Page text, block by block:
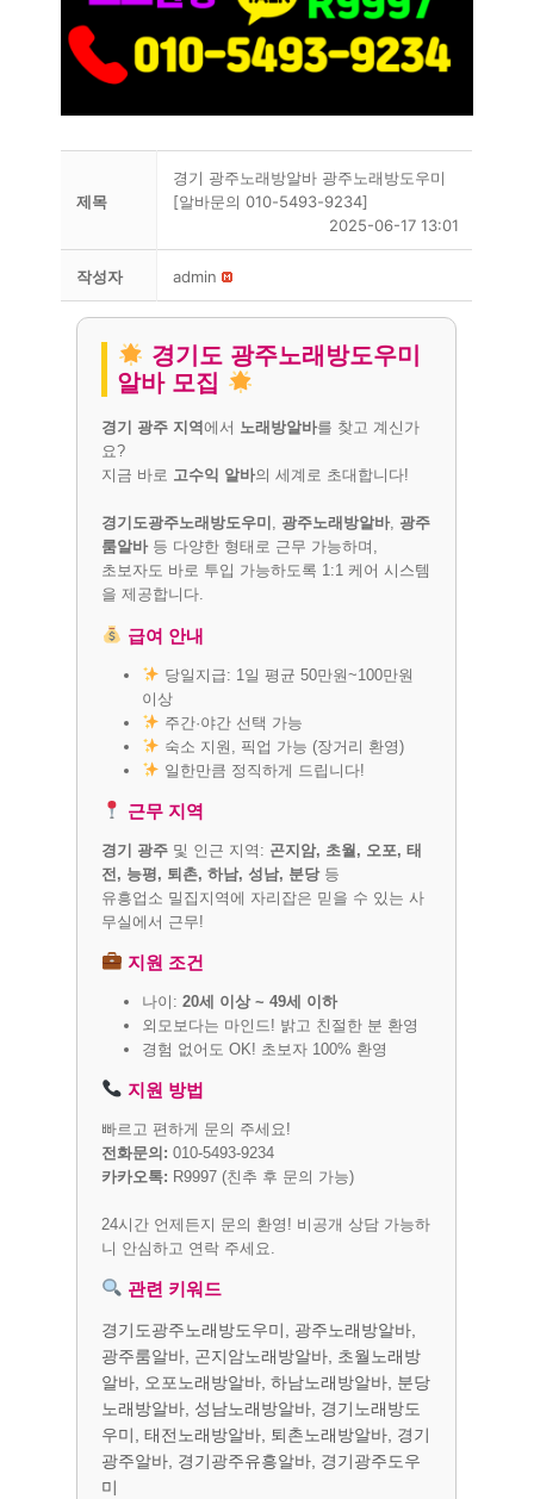
제목
경기 광주노래방알바 광주노래방도우미
[알바문의 010-5493-9234]
2025-06-17 13:01
작성자 admin
경기도 광주노래방도우미
알바 모집
경기 광주 지역에서 노래방알바를 찾고 계신가
요?
지금 바로 고수익 알바의 세계로 초대합니다!
경기도광주노래방도우미 , 광주노래방알바, 광주
룸알바등 다양한 형태로 근무 가능하며,
초보자도 바로 투입 가능하도록 1:1 케어 시스템
을 제공합니다.
급여 안내
당일지급: 1일 평균 50만원~100만원
이상
주간·야간 선택 가능
숙소 지원, 픽업 가능 (장거리 환영)
일한만큼 정직하게 드립니다!
근무 지역
경기 광주 및 인근 지역: 곤지암, 초월, 오포, 태
전, 능평, 퇴촌, 하남, 성남, 분당등
유흥업소 밀집지역에 자리잡은 믿을 수 있는 사
무실에서 근무!
지원 조건
나이:20세 이상 ~ 49세 이하
외모보다는 마인드! 밝고 친절한 분 환영
경험 없어도 OK! 초보자 100% 환영
지원 방법
빠르고 편하게 문의 주세요!
전화문의: 010-5493-9234
카카오톡: R9997 (친추 후 문의 가능)
24시간 언제든지 문의 환영! 비공개 상담 가능하
니 안심하고 연락 주세요.
관련 키워드
경기도광주노래방도우미, 광주노래방알바,
광주룸알바, 곤지암노래방알바, 초월노래방
알바, 오포노래방알바, 하남노래방알바, 분당
노래방알바, 성남노래방알바, 경기노래방도
우미, 태전노래방알바, 퇴촌노래방알바, 경기
광주알바, 경기광주유흥알바, 경기광주도우
미